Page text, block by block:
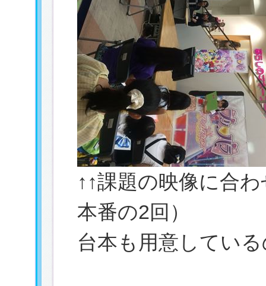
↑↑課題の映像に合
本番の2回）
台本も用意してい